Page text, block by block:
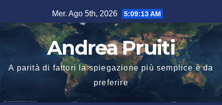
al
Mer. Ago 5th, 2026 5:09:14 AM
Andrea Pruiti
A parità di fattori la spiegazione più semplice è da
preferire